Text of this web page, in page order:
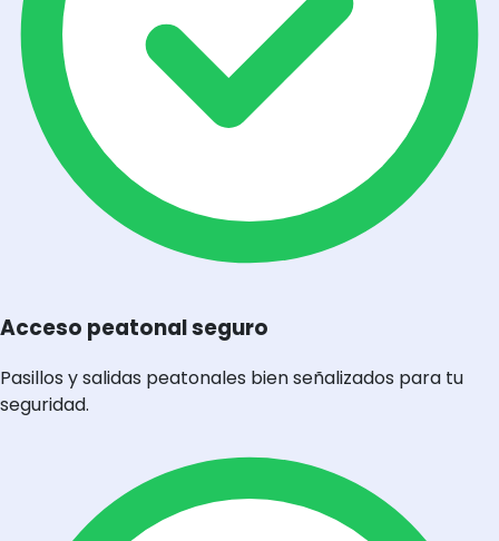
Acceso peatonal seguro
Pasillos y salidas peatonales bien señalizados para tu
seguridad.